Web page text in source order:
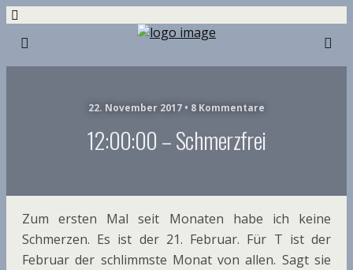
22. November 2017 • 8 Kommentare
12:00:00 – Schmerzfrei
Zum ersten Mal seit Monaten habe ich keine
Schmerzen. Es ist der 21. Februar. Für T ist der
Februar der schlimmste Monat von allen. Sagt sie